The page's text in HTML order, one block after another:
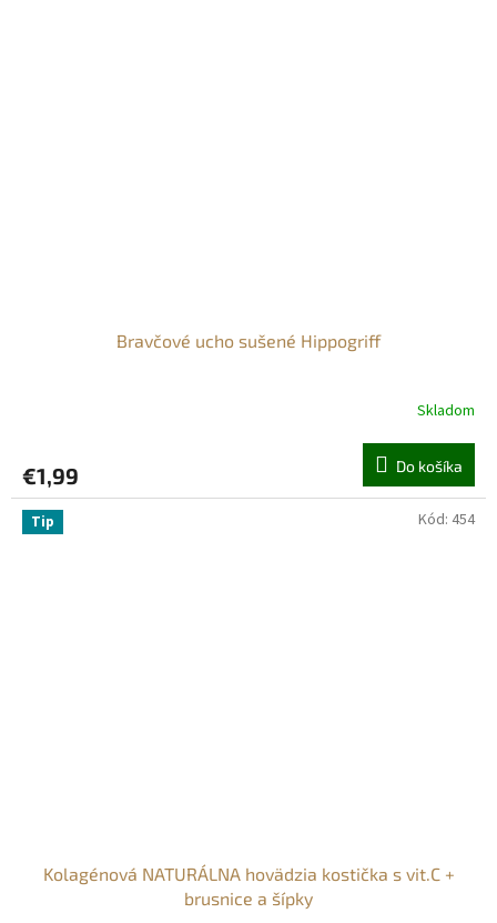
Bravčové ucho sušené Hippogriff
je
5,0
5
Skladom
€1,99 Do košíka
Tip
Kolagénová NATURÁLNA hovädzia kostička s vit.C +
brusnice a šípky
Kód: 454